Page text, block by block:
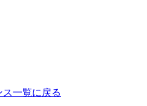
一覧に戻る